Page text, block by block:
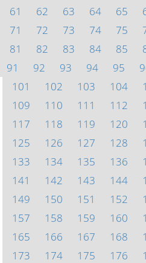
61
62 63 64 65
71
72 73 74 75
81
82 83 84 85
91
92 93 94 95
101
102 103 104
109
110 111 112
117
118 119 120
125
126 127 128
133
134 135 136
141
142 143 144
149
150 151 152
157
158 159 160
165
166 167 168
173
174 175 176